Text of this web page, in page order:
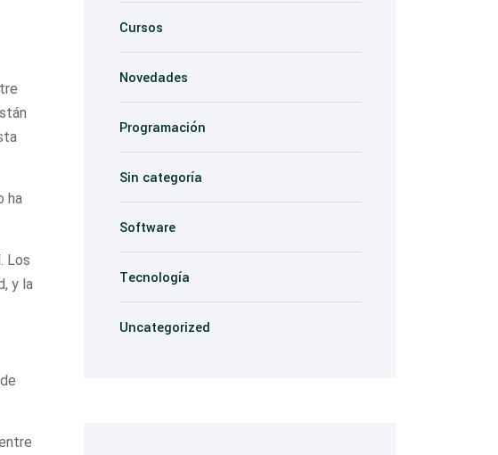
ha
Los
y la
Cursos
Novedades
Programación
Sin categoría
Software
Tecnología
Uncategorized